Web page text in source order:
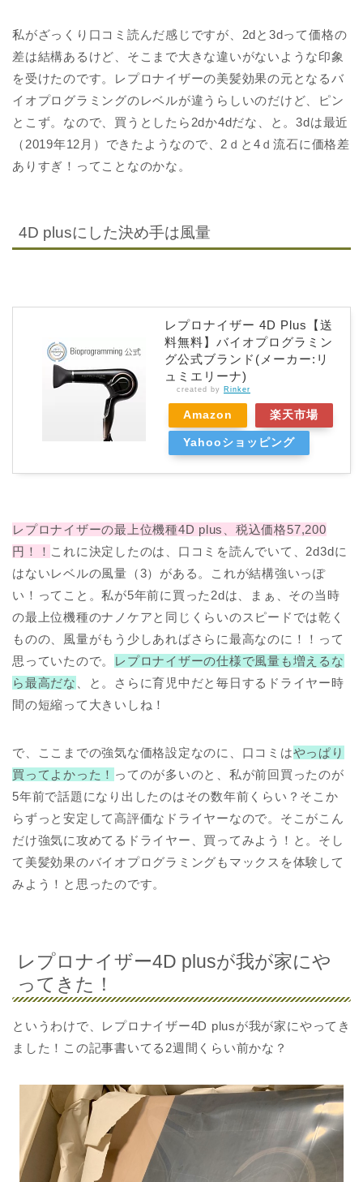
私がざっくり口コミ読んだ感じですが、2dと3dって価格の
差は結構あるけど、そこまで大きな違いがないような印象
を受けたのです。レプロナイザーの美髪効果の元となるバ
イオプログラミングのレベルが違うらしいのだけど、ピン
とこず。なので、買うとしたら2dか4dだな、と。3dは最近
（2019年12月）できたようなので、2ｄと4ｄ流石に価格差
ありすぎ！ってことなのかな。
4D plusにした決め手は風量
レプロナイザー 4D Plus【送
料無料】バイオプログラミン
グ公式ブランド(メーカー:リ
ュミエリーナ)
created by Rinker
Amazon 楽天市場
Yahooショッピング
レプロナイザーの最上位機種4D plus、税込価格57,200
円！！ これに決定したのは、口コミを読んでいて、2d3dに
はないレベルの風量（3）がある。これが結構強いっぽ
い！ってこと。私が5年前に買った2dは、まぁ、その当時
の最上位機種のナノケアと同じくらいのスピードでは乾く
ものの、風量がもう少しあればさらに最高なのに！！って
思っていたので。
レプロナイザーの仕様で風量も増えるな
ら最高だな
、と。さらに育児中だと毎日するドライヤー時
間の短縮って大きいしね！
で、ここまでの強気な価格設定なのに、口コミはやっぱり
買ってよかった！ ってのが多いのと、私が前回買ったのが
5年前で話題になり出したのはその数年前くらい？そこか
らずっと安定して高評価なドライヤーなので。そこがこん
だけ強気に攻めてるドライヤー、買ってみよう！と。そし
て美髪効果のバイオプログラミングもマックスを体験して
みよう！と思ったのです。
レプロナイザー4D plusが我が家にや
ってきた！
というわけで、レプロナイザー4D plusが我が家にやってき
ました！この記事書いてる2週間くらい前かな？